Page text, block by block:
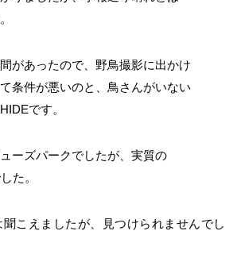
があったので、野鳥撮影に出かけ
条件が悪いのと、鳥さんがいない
です。
ーズパークでしたが、実質の
た。
こえましたが、見つけられませんでし